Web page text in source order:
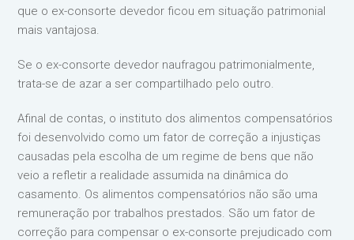
que o ex-consorte devedor ficou em situação patrimonial
mais vantajosa.
Se o ex-consorte devedor naufragou patrimonialmente,
trata-se de azar a ser compartilhado pelo outro.
Afinal de contas, o instituto dos alimentos compensatórios
foi desenvolvido como um fator de correção a injustiças
causadas pela escolha de um regime de bens que não
veio a refletir a realidade assumida na dinâmica do
casamento. Os alimentos compensatórios não são uma
remuneração por trabalhos prestados. São um fator de
correção para compensar o ex-consorte prejudicado com